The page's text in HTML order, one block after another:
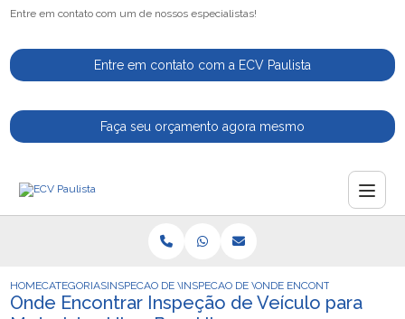
Entre em contato com um de nossos especialistas!
Entre em contato com a ECV Paulista
Faça seu orçamento agora mesmo
HOMECATEGORIASINSPECAO DE VEICULOSINSPECAO DE VEICULOS NACIONAIS
ONDE ENCONTRAR
Onde Encontrar Inspeção de Veículo para